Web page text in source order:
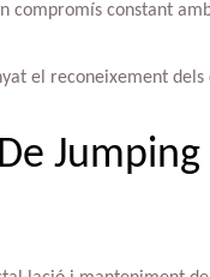
compromís constant
el reconeixement dels
Jumping